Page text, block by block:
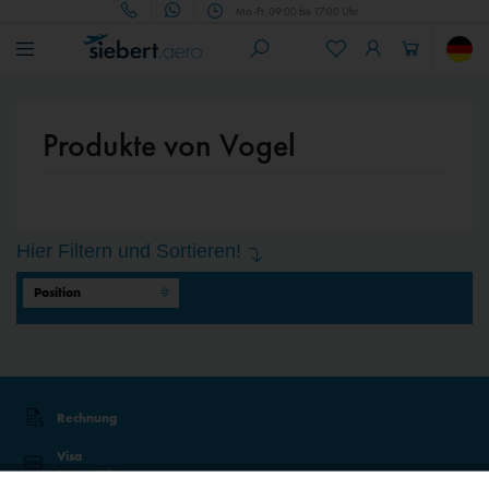
Mo.-Fr. 09:00 bis 17:00 Uhr
Produkte von Vogel
Hier Filtern und Sortieren!
Rechnung
Visa
Sicher mit 3D-Secure